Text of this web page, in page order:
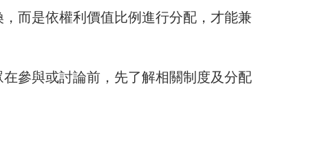
而是依權利價值比例進行分配，才能兼
參與或討論前，先了解相關制度及分配